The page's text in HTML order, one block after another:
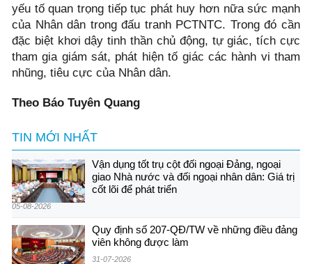
yếu tố quan trọng tiếp tục phát huy hơn nữa sức mạnh
của Nhân dân trong đấu tranh PCTNTC. Trong đó cần
đặc biệt khơi dậy tinh thần chủ động, tự giác, tích cực
tham gia giám sát, phát hiện tố giác các hành vi tham
nhũng, tiêu cực của Nhân dân.
Theo Báo Tuyên Quang
TIN MỚI NHẤT
Vận dụng tốt trụ cột đối ngoại Đảng, ngoại
giao Nhà nước và đối ngoại nhân dân: Giá trị
cốt lõi để phát triển
05-08-2026
Quy định số 207-QĐ/TW về những điều đảng
viên không được làm
31-07-2026